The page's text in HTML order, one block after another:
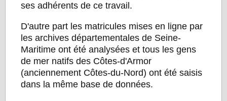
ses adhérents de ce travail.
D'autre part les matricules mises en ligne par
les archives départementales de Seine-
Maritime ont été analysées et tous les gens
de mer natifs des Côtes-d'Armor
(anciennement Côtes-du-Nord) ont été saisis
dans la même base de données.